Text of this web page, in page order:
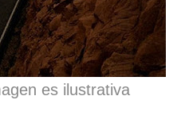
es ilustrativa